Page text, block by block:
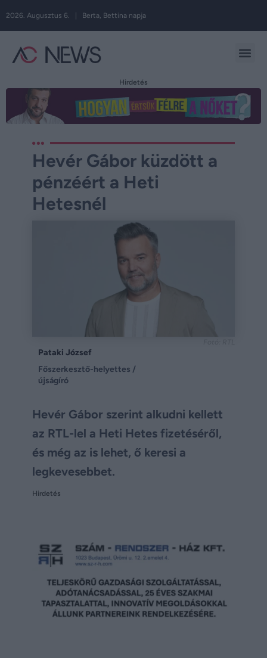
2026. Augusztus 6. | Berta, Bettina napja
Hirdetés
Hevér Gábor küzdött a
pénzéért a Heti
Hetesnél
Pataki József
Főszerkesztő-helyettes /
újságíró
Hevér Gábor szerint alkudni kellett
az RTL-lel a Heti Hetes fizetéséről,
és még az is lehet, ő keresi a
legkevesebbet.
Hirdetés